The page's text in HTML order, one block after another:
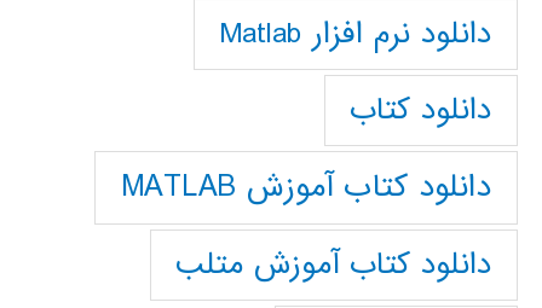
دانلود نرم افزار Matlab
دانلود کتاب
دانلود کتاب آموزش MATLAB
دانلود کتاب آموزش متلب